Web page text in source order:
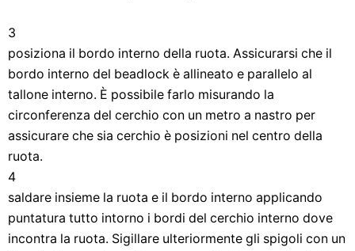
3
posiziona il bordo interno della ruota. Assicurarsi che il
bordo interno del beadlock è allineato e parallelo al
tallone interno. È possibile farlo misurando la
circonferenza del cerchio con un metro a nastro per
assicurare che sia cerchio è posizioni nel centro della
ruota.
4
saldare insieme la ruota e il bordo interno applicando
puntatura tutto intorno i bordi del cerchio interno dove
incontra la ruota. Sigillare ulteriormente gli spigoli con un